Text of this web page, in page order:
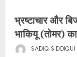
भ्रष्टाचार और
भाकियू (तोमर)
SADIQ SIDDIQUI